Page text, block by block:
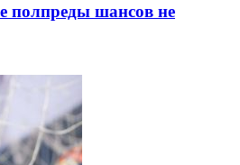
полпреды шансов не